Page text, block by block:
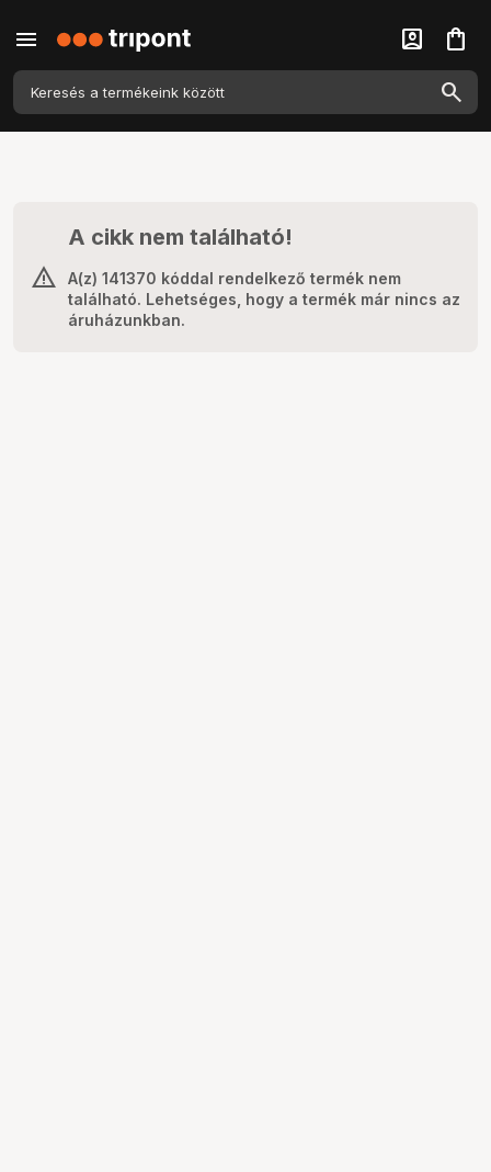
menu account_box shopping_bag
A cikk nem található!
A(z) 141370 kóddal rendelkező termék nem
található. Lehetséges, hogy a termék már nincs az
áruházunkban.